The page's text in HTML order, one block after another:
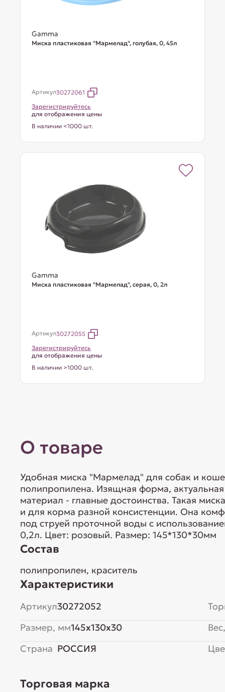
Gamma
Миска пластиковая "Мармелад", голубая, 0, 45л
Артикул30272061
Зарегистрируйтесь
для отображения цены
В наличии <1000 шт.
Gamma
Миска пластиковая "Мармелад", серая, 0, 2л
Артикул30272055
Зарегистрируйтесь
для отображения цены
В наличии >1000 шт.
О товаре
Удобная миска "Мармелад" для собак и
полипропилена. Изящная форма,
материал - главные достоинства. Такая
и для корма разной консистенции. Она
под струей проточной воды с
0,2л. Цвет: розовый. Размер: 145*130*30мм
Состав
полипропилен, краситель
Характеристики
Артикул30272052
Размер, мм145x130x30
Страна РОССИЯ
Торговая марка